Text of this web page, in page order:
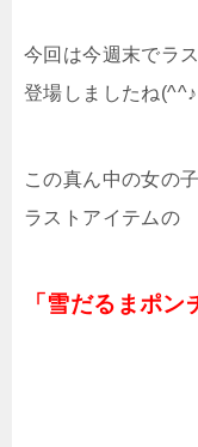
今回は今週末でラ
登場しましたね(^^♪
この真ん中の女の
ラストアイテムの
「雪だるまポン